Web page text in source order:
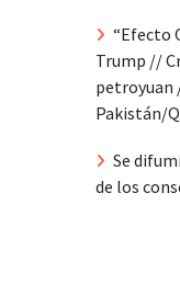
“Efecto
Trump //
petroyuan
Pakistán/
Se
de los